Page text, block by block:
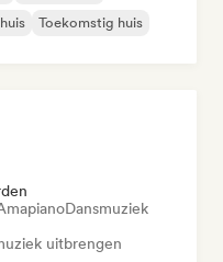
Toekomstig huis
Dansmuziek
uitbrengen